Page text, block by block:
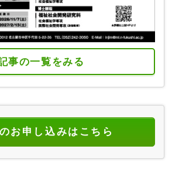
事の一覧をみる
お申し込みはこちら